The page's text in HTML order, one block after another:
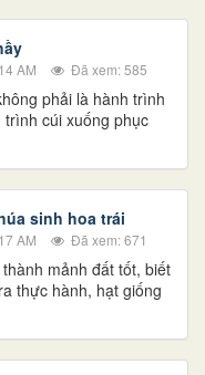
AM Đã xem: 585
phải là hành trình
cúi xuống phục
sinh hoa trái
AM Đã xem: 671
mảnh đất tốt, biết
thực hành, hạt giống